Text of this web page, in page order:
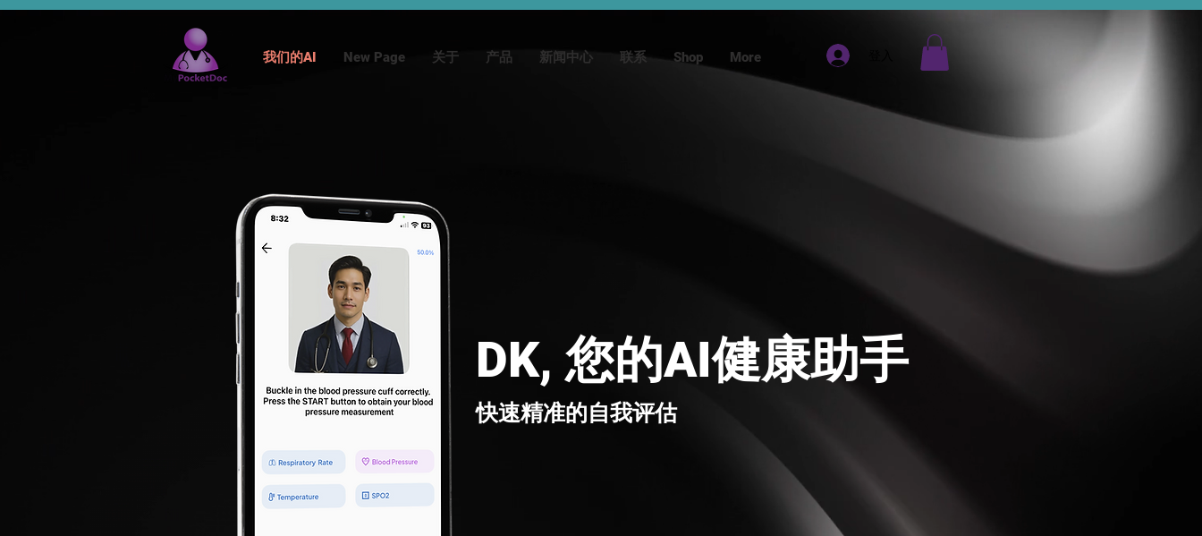
我们的AI New Page 关于 产品 新闻中心 联系 Shop More
DK, 您的AI健康助手
快速精准的自我评估